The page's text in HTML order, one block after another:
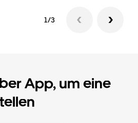
1/3
App, um eine